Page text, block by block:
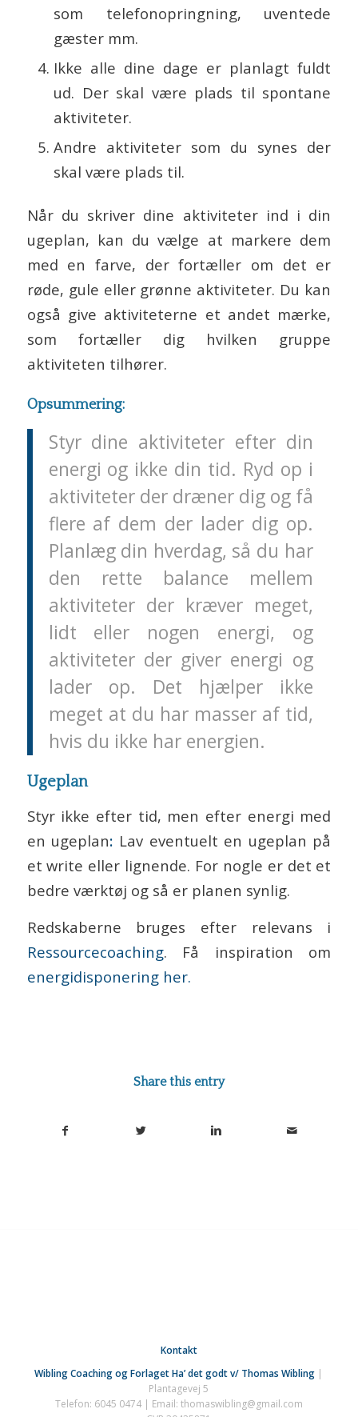
som telefonopringning, uventede
gæster mm.
Ikke alle dine dage er planlagt fuldt
ud. Der skal være plads til spontane
aktiviteter.
Andre aktiviteter som du synes der
skal være plads til.
Når du skriver dine aktiviteter ind i din
ugeplan, kan du vælge at markere dem
med en farve, der fortæller om det er
røde, gule eller grønne aktiviteter. Du kan
også give aktiviteterne et andet mærke,
som fortæller dig hvilken gruppe
aktiviteten tilhører.
Opsummering:
Styr dine aktiviteter efter din
energi og ikke din tid. Ryd op i
aktiviteter der dræner dig og få
flere af dem der lader dig op.
Planlæg din hverdag, så du har
den rette balance mellem
aktiviteter der kræver meget,
lidt eller nogen energi, og
aktiviteter der giver energi og
lader op. Det hjælper ikke
meget at du har masser af tid,
hvis du ikke har energien.
Ugeplan
Styr ikke efter tid, men efter energi med
en ugeplan: Lav eventuelt en ugeplan på
et write eller lignende. For nogle er det et
bedre værktøj og så er planen synlig.
Redskaberne bruges efter relevans i
Ressourcecoaching. Få inspiration om
energidisponering her.
Share this entry
Kontakt
Wibling Coaching og Forlaget Ha’ det godt v/ Thomas Wibling
Plantagevej 5
Telefon: 6045 0474 | Email: thomaswibling@gmail.com